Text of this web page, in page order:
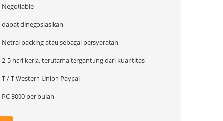
Negotiable
dapat dinegosiasikan
Netral packing atau sebagai persyaratan
2-5 hari kerja, terutama tergantung dari kuantitas
T / T Western Union Paypal
PC 3000 per bulan